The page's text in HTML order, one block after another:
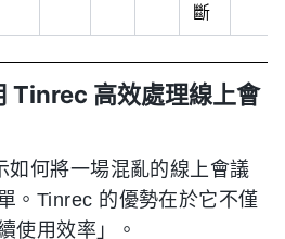
斷
Tinrec 高效處理線上會
如何將一場混亂的線上會議
。Tinrec 的優勢在於它不僅
使用效率」。